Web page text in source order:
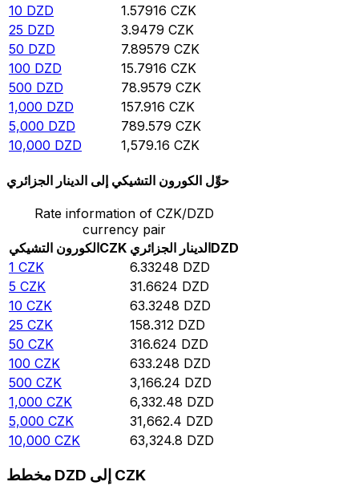
10 DZD 1.57916 CZK
25 DZD 3.9479 CZK
50 DZD 7.89579 CZK
100 DZD 15.7916 CZK
500 DZD 78.9579 CZK
1,000 DZD 157.916 CZK
5,000 DZD 789.579 CZK
10,000 DZD 1,579.16 CZK
حوِّل الكورون التشيكي إلى الدينار الجزائري
Rate information of CZK/DZD
currency pair
الكورون التشيكيCZK الدينار الجزائريDZD
1 CZK 6.33248 DZD
5 CZK 31.6624 DZD
10 CZK 63.3248 DZD
25 CZK 158.312 DZD
50 CZK 316.624 DZD
100 CZK 633.248 DZD
500 CZK 3,166.24 DZD
1,000 CZK 6,332.48 DZD
5,000 CZK 31,662.4 DZD
10,000 CZK 63,324.8 DZD
مخطط DZD إلى CZK